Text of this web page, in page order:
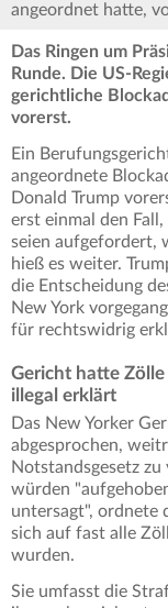
angeordnet hatte,
Das Ringen um
Runde. Die US-
gerichtliche
vorerst.
Ein
angeordnete
Donald Trump
erst einmal den
seien aufgefordert,
hieß es weiter.
die Entscheidung
New York
für rechtswidrig
Gericht hatte
illegal erklärt
Das New Yorker
abgesprochen,
Notstandsgesetz
würden
untersagt", ordnete
sich auf fast alle
wurden.
Sie umfasst die